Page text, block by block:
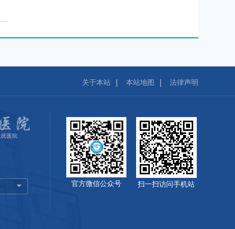
关于本站 本站地图 法律声明
官方微信公众号 扫一扫访问手机站